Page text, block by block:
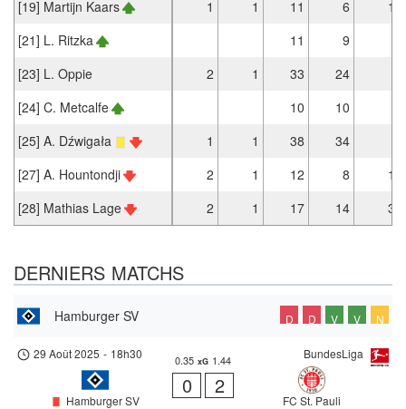
[19] Martijn Kaars 1 1 11 6
1
[21] L. Ritzka
11
9
[23] L. Oppie
2 1 33
24
[24] C. Metcalfe
10
10
[25] A. Dźwigała
1 1 38
34
[27] A. Hountondji
2 1 12 8
1
[28] Mathias Lage
2 1 17 14 3
DERNIERS MATCHS
Hamburger SV D D V V N
BundesLiga
29 Août 2025 - 18h30
Hamburger SV
0.35 xG 1.44
0 2
FC St. Pauli